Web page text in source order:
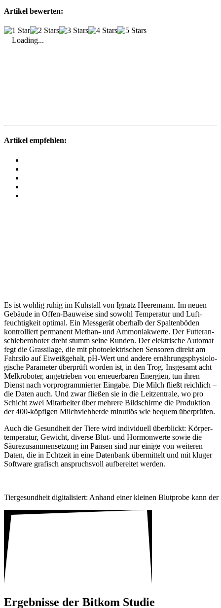
Artikel bewerten:
Loading...
Artikel empfehlen:
Es ist wohlig ruhig im Kuhstall von Ignatz Heere­mann. Im neuen
Gebäude in Offen-Bauweise sind sowohl Tempe­ratur und Luft­
feuch­tig­keit optimal. Ein Mess­gerät ober­halb der Spal­ten­böden
kontrol­liert perma­nent Methan- und Ammo­ni­ak­werte. Der Futter­an­
schie­be­roboter dreht stumm seine Runden. Der elek­tri­sche Automat
fegt die Gras­si­lage, die mit photo­elek­tri­schen Sensoren direkt am
Fahr­silo auf Eiweiß­ge­halt, pH-Wert und andere ernäh­rungs­phy­sio­lo­
gi­sche Para­meter über­prüft worden ist, in den Trog. Insge­samt acht
Melk­ro­boter, ange­trieben von erneu­er­baren Ener­gien, tun ihren
Dienst nach vorpro­gram­mierter Eingabe. Die Milch fließt reich­lich –
die Daten auch. Und zwar fließen sie in die Leit­zen­trale, wo pro
Schicht zwei Mitar­beiter über mehrere Bild­schirme die Produk­tion
der 400-köpfigen Milch­vieh­herde minu­tiös wie bequem über­prüfen.
Auch die Gesund­heit der Tiere wird indi­vi­duell über­blickt: Körper­
tem­pe­ratur, Gewicht, diverse Blut- und Hormon­werte sowie die
Säure­zu­sam­men­set­zung im Pansen sind nur einige von weiteren
Daten, die in Echt­zeit in eine Daten­bank über­mit­telt und mit kluger
Soft­ware grafisch anspruchs­voll aufbe­reitet werden.
Tier­ge­sund­heit digi­ta­li­siert: Anhand einer kleinen Blut­probe kann
Ergeb­nisse der Bitkom Studie